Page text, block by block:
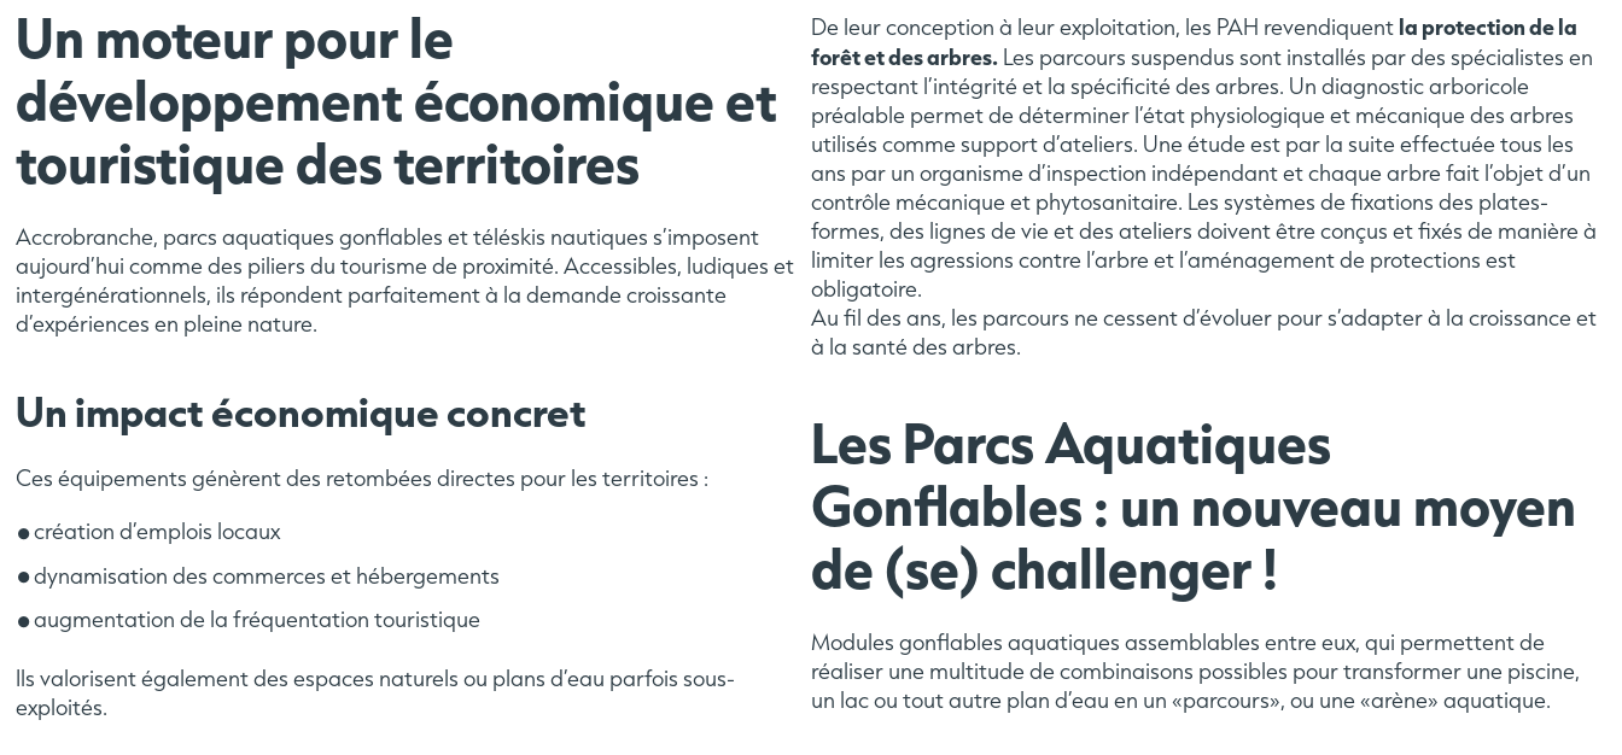
Un moteur pour le
développement économique et
touristique des territoires
Accrobranche, parcs aquatiques gonflables et téléskis nautiques s’imposent
aujourd’hui comme des piliers du tourisme de proximité. Accessibles, ludiques et
intergénérationnels, ils répondent parfaitement à la demande croissante
d’expériences en pleine nature.
Un impact économique concret
Ces équipements génèrent des retombées directes pour les territoires :
création d’emplois locaux
dynamisation des commerces et hébergements
augmentation de la fréquentation touristique
Ils valorisent également des espaces naturels ou plans d’eau parfois sous-
exploités.
De leur conception à leur exploitation, les PAH revendiquent la protection de la
forêt et des arbres. Les parcours suspendus sont installés par des spécialistes en
respectant l’intégrité et la spécificité des arbres. Un diagnostic arboricole
préalable permet de déterminer l’état physiologique et mécanique des arbres
utilisés comme support d’ateliers. Une étude est par la suite effectuée tous les
ans par un organisme d’inspection indépendant et chaque arbre fait l’objet d’un
contrôle mécanique et phytosanitaire. Les systèmes de fixations des plates-
formes, des lignes de vie et des ateliers doivent être conçus et fixés de manière à
limiter les agressions contre l’arbre et l’aménagement de protections est
obligatoire.
Au fil des ans, les parcours ne cessent d’évoluer pour s’adapter à la croissance et
à la santé des arbres.
Les Parcs Aquatiques
Gonflables : un nouveau moyen
de (se) challenger !
Modules gonflables aquatiques assemblables entre eux, qui permettent de
réaliser une multitude de combinaisons possibles pour transformer une piscine,
un lac ou tout autre plan d’eau en un «parcours», ou une «arène» aquatique.